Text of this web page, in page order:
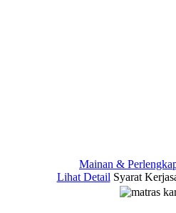
Mainan &
Lihat Detail Syarat